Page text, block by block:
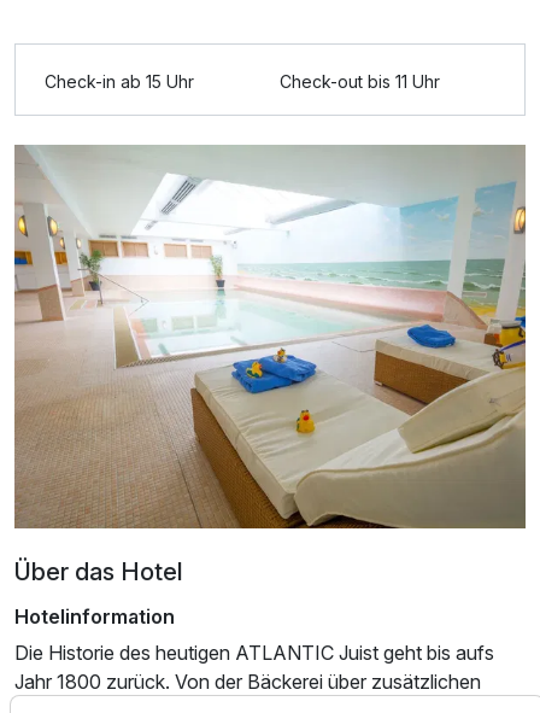
Für 8 Tage
1-Raum Appartement B
2 Erwachsene und 1 Kind
Check-in ab 15 Uhr Check-out bis 11 Uhr
Über das Hotel
Hotelinformation
Die Historie des heutigen ATLANTIC Juist geht bis aufs
Jahr 1800 zurück. Von der Bäckerei über zusätzlichen